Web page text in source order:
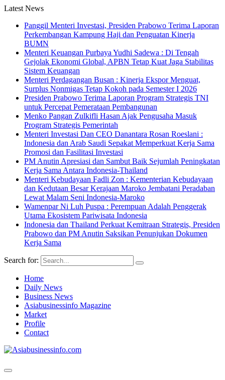
Latest News
Panggil Menteri Investasi, Presiden Prabowo Terima Laporan
Perkembangan Kampung Haji dan Penguatan Kinerja
BUMN
Menteri Keuangan Purbaya Yudhi Sadewa : Di Tengah
Gejolak Ekonomi Global, APBN Tetap Kuat Jaga Stabilitas
Sistem Keuangan
Menteri Perdagangan Busan : Kinerja Ekspor Menguat,
Surplus Nonmigas Tetap Kokoh pada Semester I 2026
Presiden Prabowo Terima Laporan Program Strategis TNI
untuk Percepat Pemerataan Pembangunan
Menko Pangan Zulkifli Hasan Ajak Pengusaha Masuk
Program Strategis Pemerintah
Menteri Investasi Dan CEO Danantara Rosan Roeslani :
Indonesia dan Arab Saudi Sepakat Memperkuat Kerja Sama
Promosi dan Fasilitasi Investasi
PM Anutin Apresiasi dan Sambut Baik Sejumlah Peningkatan
Kerja Sama Antara Indonesia-Thailand
Menteri Kebudayaan Fadli Zon : Kementerian Kebudayaan
dan Kedutaan Besar Kerajaan Maroko Jembatani Peradaban
Lewat Malam Seni Indonesia-Maroko
Wamenpar Ni Luh Puspa : Perempuan Adalah Penggerak
Utama Ekosistem Pariwisata Indonesia
Indonesia dan Thailand Perkuat Kemitraan Strategis, Presiden
Prabowo dan PM Anutin Saksikan Penunjukan Dokumen
Kerja Sama
Search for:
Home
Daily News
Business News
Asiabusinessinfo Magazine
Market
Profile
Contact